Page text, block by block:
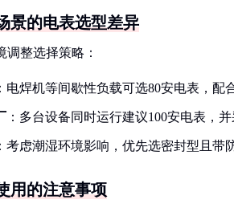
景的电表选型差异
调整选择策略：
：电焊机等间歇性负载可选80安电表，配
：多台设备同时运行建议100安电表，
考虑潮湿环境影响，优先选密封型且带
用的注意事项